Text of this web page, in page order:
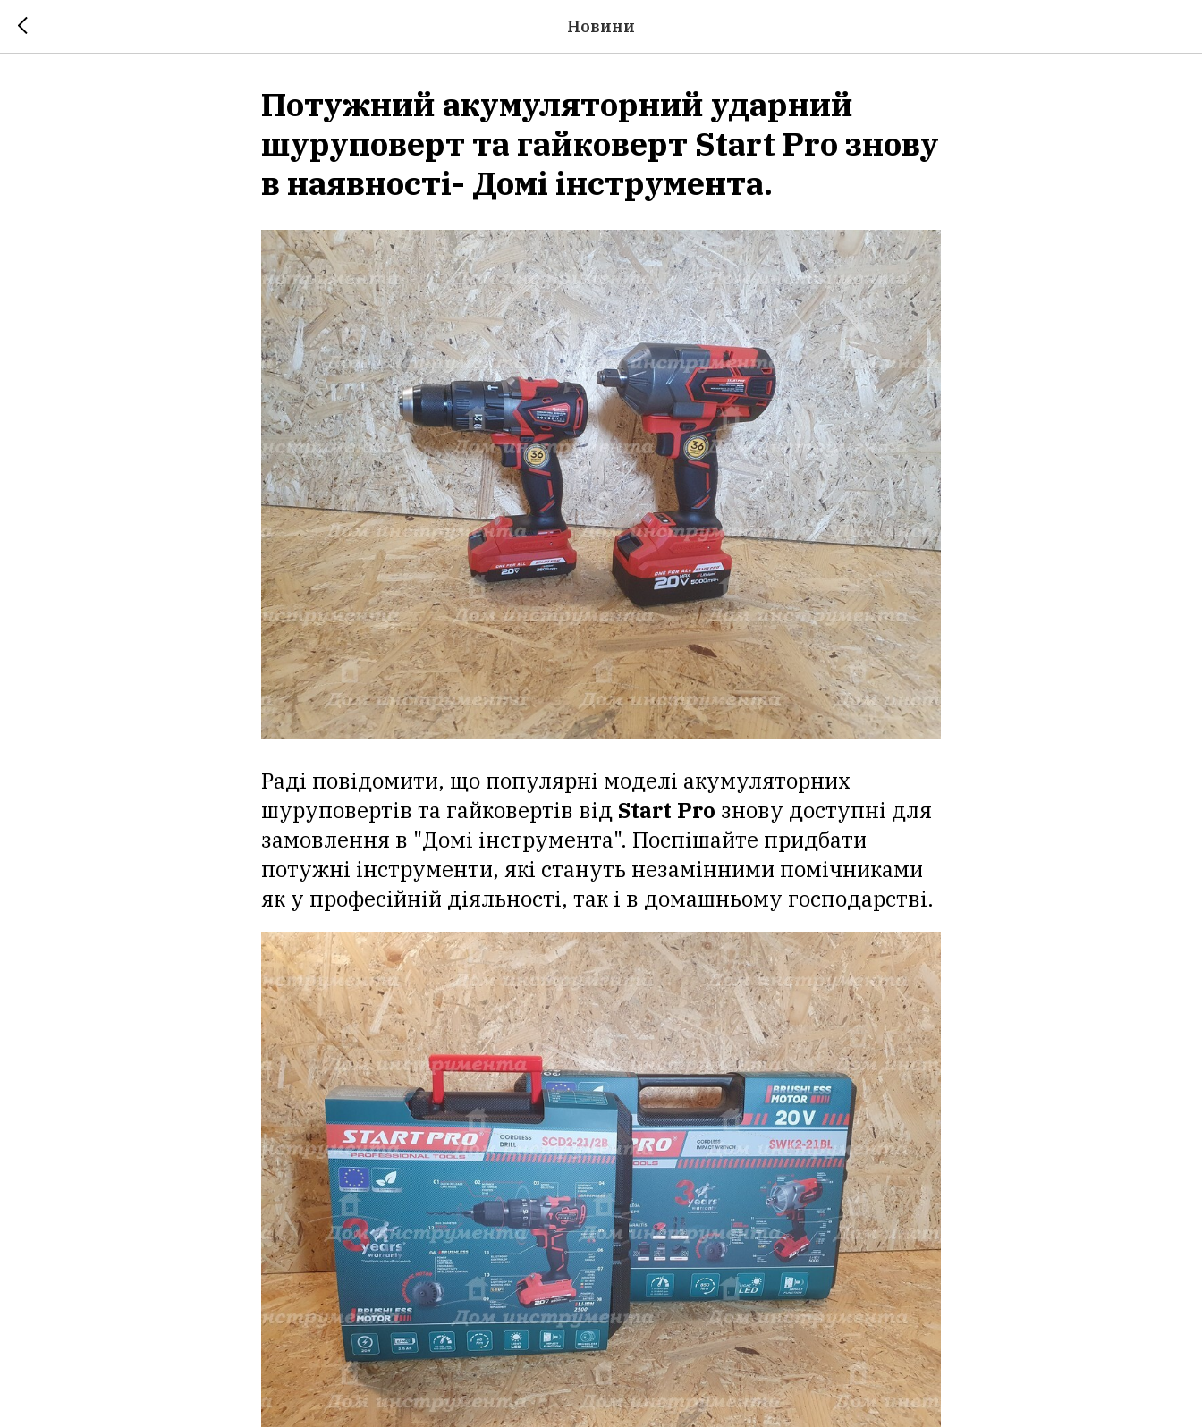
Новини
Потужний акумуляторний ударний
шуруповерт та гайковерт Start Pro знову
в наявності- Домі інструмента.
Раді повідомити, що популярні моделі акумуляторних
шуруповертів та гайковертів від Start Pro знову доступні для
замовлення в "Домі інструмента". Поспішайте придбати
потужні інструменти, які стануть незамінними помічниками
як у професійній діяльності, так і в домашньому господарстві.